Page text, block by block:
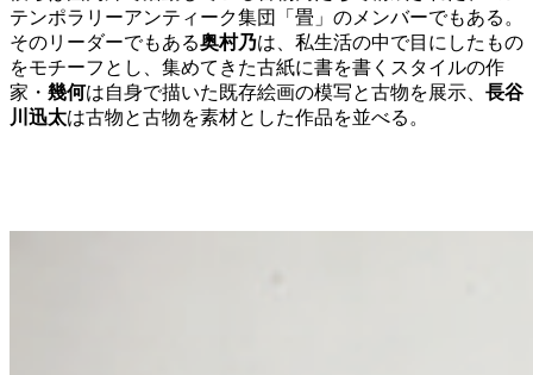
テンポラリーアンティーク集団「畳」のメンバーでもある。
そのリーダーでもある奥村乃は、私生活の中で目にしたもの
をモチーフとし、集めてきた古紙に書を書くスタイルの作
家・ 幾何は自身で描いた既存絵画の模写と古物を展示、 長谷
川迅太は古物と古物を素材とした作品を並べる。